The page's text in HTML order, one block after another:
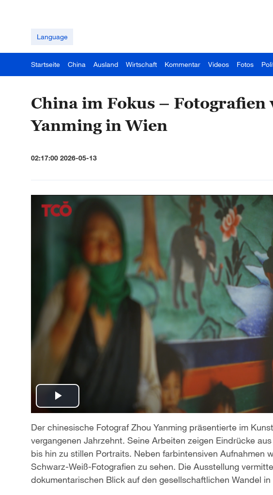
Language
Startseite China Ausland Wirtschaft Kommentar Videos Fotos
China im Fokus – Fotografien
Yanming in Wien
02:17:00 2026-05-13
P
l
a
y
Der chinesische FotografZhou Yanming präsentierte im
vergangenen Jahrzehnt. Seine Arbeiten zeigen Eindrücke
bis hin zu stillen Portraits. Neben farbintensiven Aufnahmen
Schwarz-Weiß-Fotografien zu sehen. Die Ausstellung
dokumentarischen Blick auf den gesellschaftlichen Wandel in